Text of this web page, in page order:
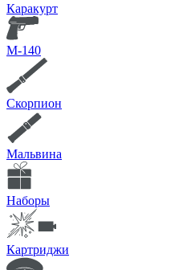
Каракурт
М-140
Скорпион
Мальвина
Наборы
Картриджи